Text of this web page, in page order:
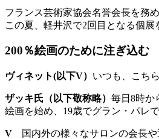
フランス芸術家協会名誉会長を務
この夏、軽井沢で2回目となる個
200％絵画のために注ぎ込む
ヴィネット(以下V） いつも、こち
ザッキ氏（以下敬称略） 毎日8時か
絵画を始め、19歳でグラン・パレ
V 国内外の様々なサロンの会長や